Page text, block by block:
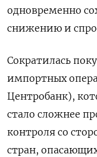
одновременно
снижению и
Сократилась
импортных
Центробанк),
стало сложнее
контроля со
стран,